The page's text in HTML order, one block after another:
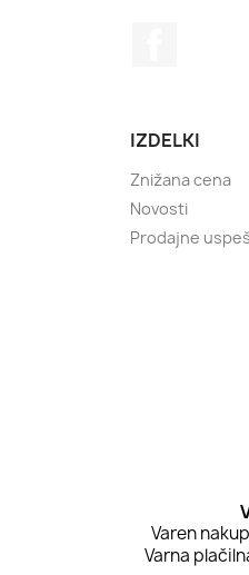
IZDELKI
Znižana cena
Novosti
Prodajne
Varen
Varna